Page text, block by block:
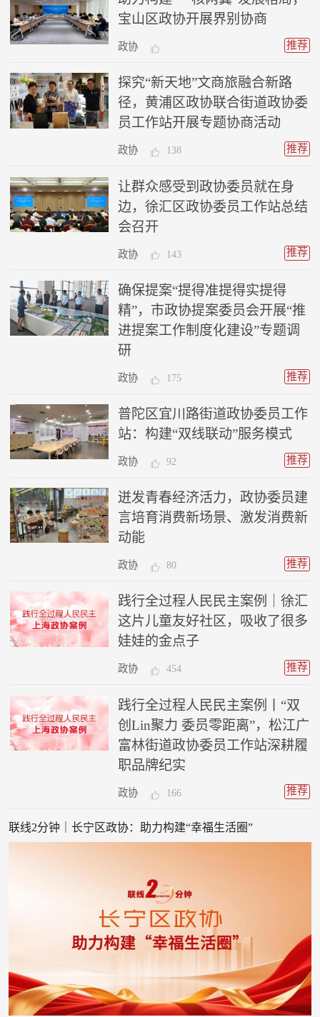
宝山区政协开展界别协商
政协 推荐
探究“新天地”文商旅融合新路
径，黄浦区政协联合街道政协委
员工作站开展专题协商活动
政协 138 推荐
让群众感受到政协委员就在身
边，徐汇区政协委员工作站总结
会召开
政协 143 推荐
确保提案“提得准提得实提得
精”，市政协提案委员会开展“推
进提案工作制度化建设”专题调
研
政协 175 推荐
普陀区宜川路街道政协委员工作
站：构建“双线联动”服务模式
政协 92 推荐
迸发青春经济活力，政协委员建
言培育消费新场景、激发消费新
动能
政协 80 推荐
践行全过程人民民主案例｜徐汇
这片儿童友好社区，吸收了很多
娃娃的金点子
政协 454 推荐
践行全过程人民民主案例丨“双
创Lin聚力 委员零距离”，松江广
富林街道政协委员工作站深耕履
职品牌纪实
政协 166 推荐
联线2分钟｜长宁区政协：助力构建“幸福生活圈”